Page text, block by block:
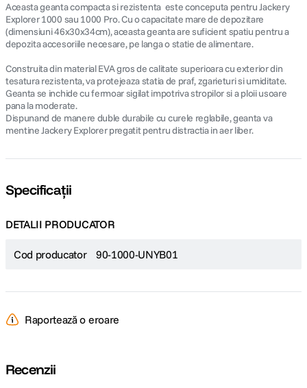
Aceasta geanta compacta si rezistenta este conceputa pentru Jackery
Explorer 1000 sau 1000 Pro. Cu o capacitate mare de depozitare
(dimensiuni 46x30x34cm), aceasta geanta are suficient spatiu pentru a
depozita accesoriile necesare, pe langa o statie de alimentare.
Construita din material EVA gros de calitate superioara cu exterior din
tesatura rezistenta, va protejeaza statia de praf, zgarieturi si umiditate.
Geanta se inchide cu fermoar sigilat impotriva stropilor si a ploii usoare
pana la moderate.
Dispunand de manere duble durabile cu curele reglabile, geanta va
mentine Jackery Explorer pregatit pentru distractia in aer liber.
Specificații
DETALII PRODUCATOR
Cod producator 90-1000-UNYB01
Raportează o eroare
Recenzii